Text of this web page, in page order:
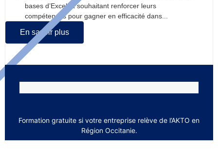
bases d’Excel et souhaitant renforcer leurs
compétences pour gagner en efficacité dans...
En savoir plus
Formation gratuite si votre entreprise relève de l’AKTO en
Région Occitanie.